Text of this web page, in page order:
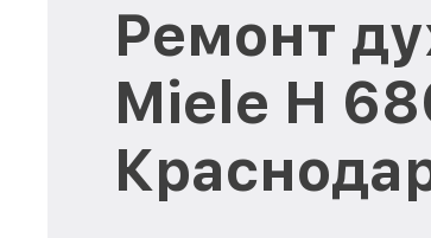
Ремонт
Miele H